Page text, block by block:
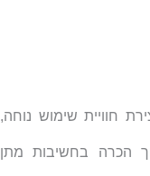
חוויית שימוש נוחה,
הכרה בחשיבות מתן